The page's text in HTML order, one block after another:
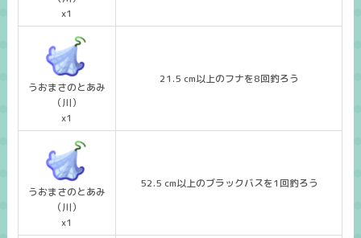
x1
うおまさのとあみ
（川）
x1
21.5 cm以上のフナを8回釣ろう
うおまさのとあみ
（川）
x1
52.5 cm以上のブラックバスを1回釣ろう